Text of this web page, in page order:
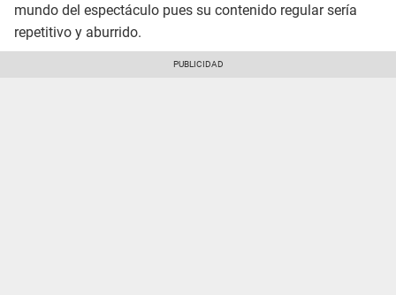
mundo del espectáculo pues su contenido regular sería
repetitivo y aburrido.